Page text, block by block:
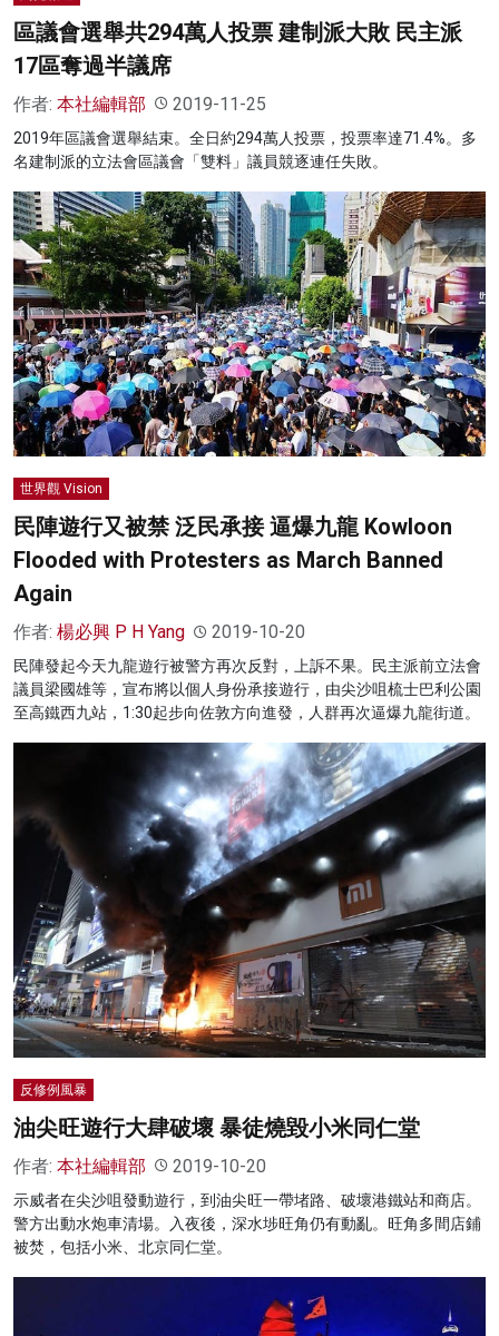
區議會選舉共294萬人投票 建制派大敗 民主派
17區奪過半議席
作者: 本社編輯部 2019-11-25
2019年區議會選舉結束。全日約294萬人投票，投票率達71.4%。多
名建制派的立法會區議會「雙料」議員競逐連任失敗。
世界觀 Vision
民陣遊行又被禁 泛民承接 逼爆九龍 Kowloon
Flooded with Protesters as March Banned
Again
作者: 楊必興 P H Yang 2019-10-20
民陣發起今天九龍遊行被警方再次反對，上訴不果。民主派前立法會
議員梁國雄等，宣布將以個人身份承接遊行，由尖沙咀梳士巴利公園
至高鐵西九站，1:30起步向佐敦方向進發，人群再次逼爆九龍街道。
反修例風暴
油尖旺遊行大肆破壞 暴徒燒毀小米同仁堂
作者: 本社編輯部 2019-10-20
示威者在尖沙咀發動遊行，到油尖旺一帶堵路、破壞港鐵站和商店。
警方出動水炮車清場。入夜後，深水埗旺角仍有動亂。旺角多間店鋪
被焚，包括小米、北京同仁堂。